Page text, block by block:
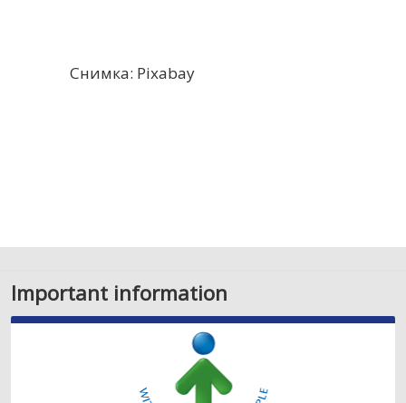
Снимка: Pixabay
Important information